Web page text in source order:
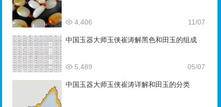
11/07
4,406
中国玉器大师玉侠崔涛解黑色和田玉的组成
05/07
5,489
中国玉器大师玉侠崔涛详解和田玉的分类